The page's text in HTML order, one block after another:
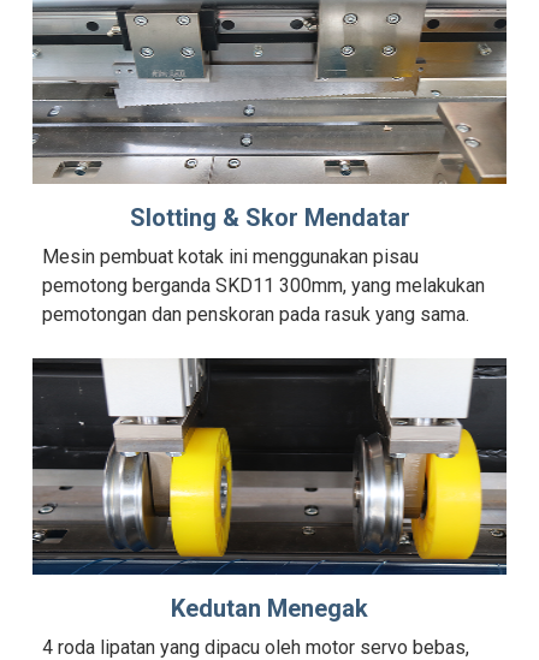
Slotting & Skor Mendatar
Mesin pembuat kotak ini menggunakan pisau
pemotong berganda SKD11 300mm, yang melakukan
pemotongan dan penskoran pada rasuk yang sama.
Kedutan Menegak
4 roda lipatan yang dipacu oleh motor servo bebas,